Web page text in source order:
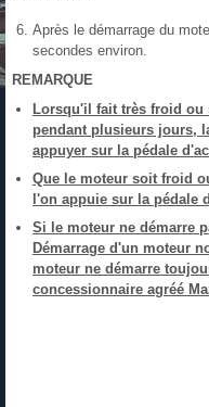
Après le démarrage du
secondes environ.
REMARQUE
Lorsqu'il fait très froid ou
pendant plusieurs jours,
appuyer sur la pédale
Que le moteur soit froid
l'on appuie sur la pédale
Si le moteur ne démarre
Démarrage d'un moteur
moteur ne démarre
concessionnaire agréé